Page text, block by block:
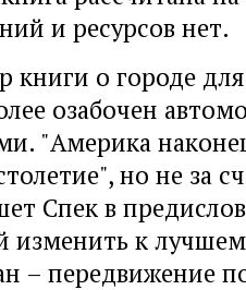
и ресурсов нет.
книги о городе
озабочен
"Америка
но не за
Спек в
изменить к
– передвижение